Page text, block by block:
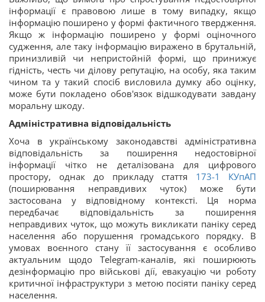
інформації є правовою лише в тому випадку, якщо
інформацію поширено у формі фактичного твердження.
Якщо ж інформацію поширено у формі оціночного
судження, але таку інформацію виражено в брутальній,
принизливій чи непристойній формі, що принижує
гідність, честь чи ділову репутацію, на особу, яка таким
чином та у такий спосіб висловила думку або оцінку,
може бути покладено обов'язок відшкодувати завдану
моральну шкоду.
Адміністративна відповідальність
Хоча в українському законодавстві адміністративна
відповідальність за поширення недостовірної
інформації чітко не деталізована для цифрового
простору, однак до прикладу стаття 173-1 КУпАП
(поширювання неправдивих чуток) може бути
застосована у відповідному контексті. Ця норма
передбачає відповідальність за поширення
неправдивих чуток, що можуть викликати паніку серед
населення або порушення громадського порядку. В
умовах воєнного стану її застосування є особливо
актуальним щодо Telegram-каналів, які поширюють
дезінформацію про військові дії, евакуацію чи роботу
критичної інфраструктури з метою посіяти паніку серед
населення.